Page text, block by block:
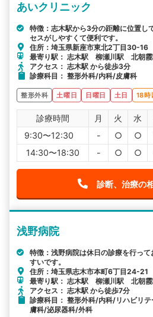
あいクリニック
特徴：志木駅から3分の距離に位置し
セスがしやすくて便利です。
住所：埼玉県新座市東北2丁目30-16
最寄り駅： 志木駅 柳瀬川駅 北朝
アクセス： 志木駅 から徒歩3分
診療科目： 整形外科/内科/皮膚科
整形外科 土曜日 日曜日 土日 18時
診療時間 月 火 水
9:30〜12:30
- ○ ○
14:30〜18:30
- ○ ○
診断、治療の
浅野病院
特徴：浅野病院は休日の診療を行っ
すいです。
住所：埼玉県志木市本町6丁目24-21
最寄り駅： 志木駅 柳瀬川駅 北朝
アクセス： 志木駅 から徒歩7分
診療科目： 整形外科/内科/リハビリ
膚科/泌尿器科/外科